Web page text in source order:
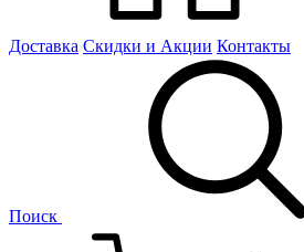
Доставка Скидки и Акции Контакты
Поиск